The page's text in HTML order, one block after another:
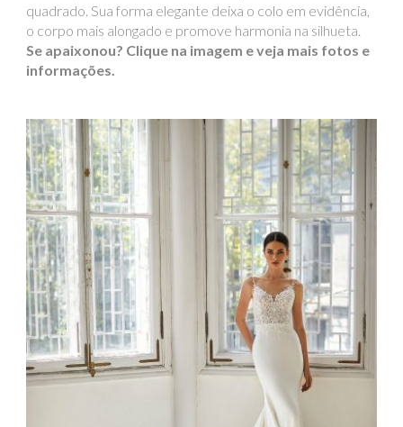
quadrado. Sua forma elegante deixa o colo em evidência,
o corpo mais alongado e promove harmonia na silhueta.
Se apaixonou? Clique na imagem e veja mais fotos e
informações.